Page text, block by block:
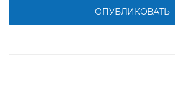
ОПУБЛИКОВАТЬ